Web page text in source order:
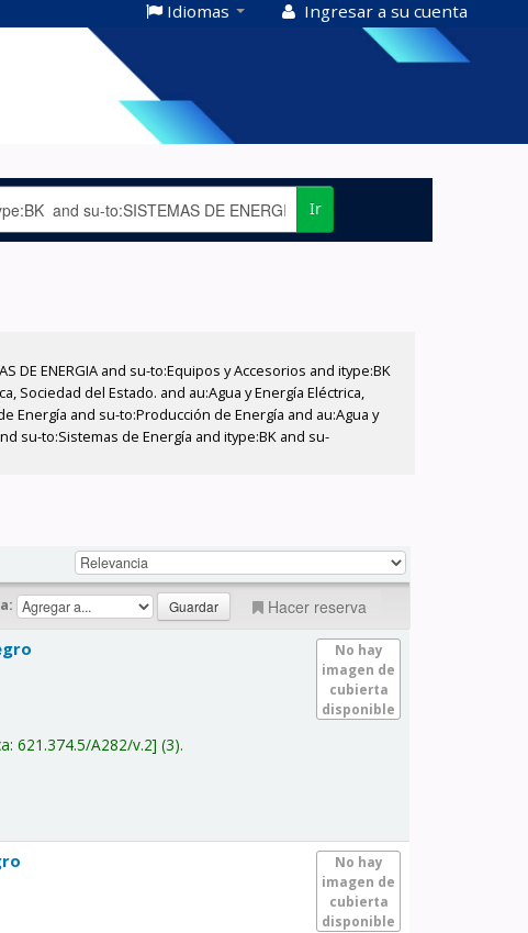
Idiomas Ingresar a su cuenta
Ir
ENERGIA and su-to:Equipos y Accesorios and itype:BK
Sociedad del Estado. and au:Agua y Energía Eléctrica,
Energía and su-to:Producción de Energía and au:Agua y
su-to:Sistemas de Energía and itype:BK and su-
Hacer reserva
No hay
imagen de
cubierta
disponible
621.374.5/A282/v.2 (3).
No hay
imagen de
cubierta
disponible